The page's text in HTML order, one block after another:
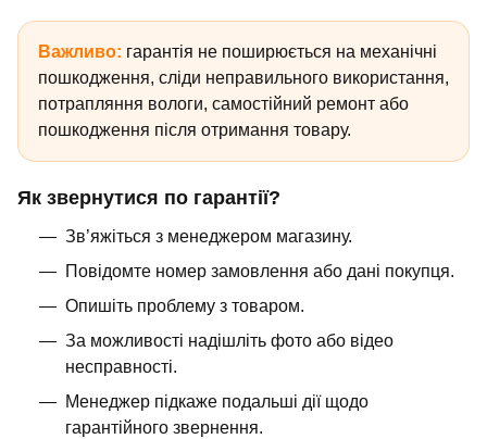
Важливо: гарантія не поширюється на механічні
пошкодження, сліди неправильного використання,
потрапляння вологи, самостійний ремонт або
пошкодження після отримання товару.
Як звернутися по гарантії?
Зв’яжіться з менеджером магазину.
Повідомте номер замовлення або дані покупця.
Опишіть проблему з товаром.
За можливості надішліть фото або відео
несправності.
Менеджер підкаже подальші дії щодо
гарантійного звернення.